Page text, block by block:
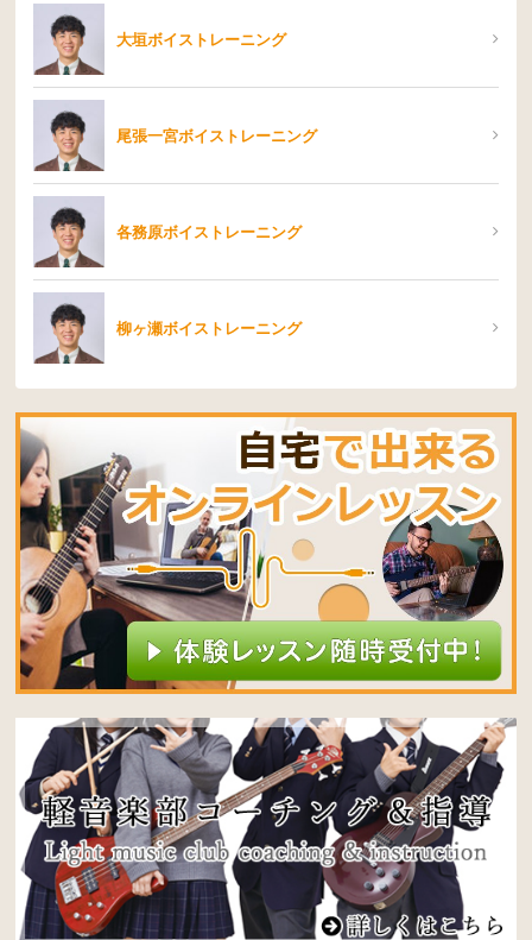
大垣ボイストレーニング
尾張一宮ボイストレーニング
各務原ボイストレーニング
柳ヶ瀬ボイストレーニング